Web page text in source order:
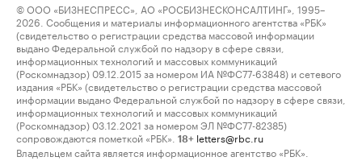
© ООО «БИЗНЕСПРЕСС», АО «РОСБИЗНЕСКОНСАЛТИНГ», 1995–
2026. Сообщения и материалы информационного агентства «РБК»
(свидетельство о регистрации средства массовой информации
выдано Федеральной службой по надзору в сфере связи,
информационных технологий и массовых коммуникаций
(Роскомнадзор) 09.12.2015 за номером ИА №ФС77-63848) и сетевого
издания «РБК» (свидетельство о регистрации средства массовой
информации выдано Федеральной службой по надзору в сфере связи,
информационных технологий и массовых коммуникаций
(Роскомнадзор) 03.12.2021 за номером ЭЛ №ФС77-82385)
сопровождаются пометкой «РБК».
18+ letters@rbc.ru
Владельцем сайта является информационное агентство «РБК».